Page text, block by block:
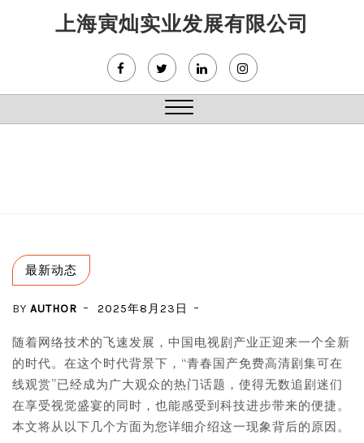
上海寅灿实业发展有限公司
Close
最新动态
BY AUTHOR 2025年8月23日
随着网络技术的飞速发展，中国电视剧产业正迎来一个全新
的时代。在这个时代背景下，“青春国产免费高清剧集可在
线观赏”已经成为广大观众的热门话题，使得无数追剧迷们
在享受视觉盛宴的同时，也能感受到科技进步带来的便捷。
本文将从以下几个方面为您详细介绍这一现象背后的原因。